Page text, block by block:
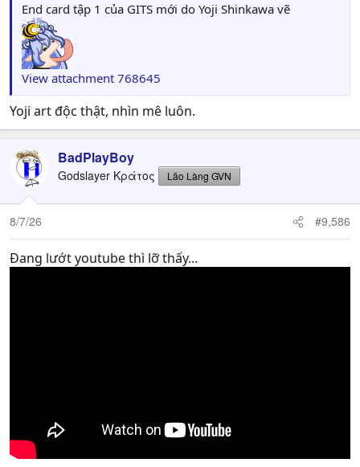
End card tập 1 của GITS mới do Yoji Shinkawa vẽ
View attachment 768645
Yoji art độc thật, nhìn mê luôn.
BadPlayBoy
Godslayer Κράτος Lão Làng GVN
8/7/26 #9,586
Đang lướt youtube thì lỡ thấy...